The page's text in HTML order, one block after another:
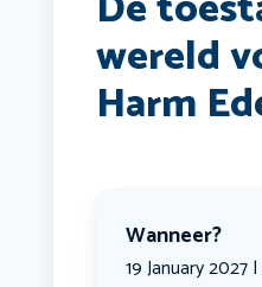
wereld
Harm
Wanneer?
19 January 2027